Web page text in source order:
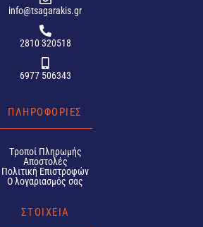
info@tsagarakis.gr
2810 320518
6977 506343
ΠΛΗΡΟΦΟΡΙΕΣ
Tροποί Πληρωμής
Αποστολές
Πολιτική Επιστροφών
Ο λογαριασμός σας
ΣΤΟΙΧΕΙΑ